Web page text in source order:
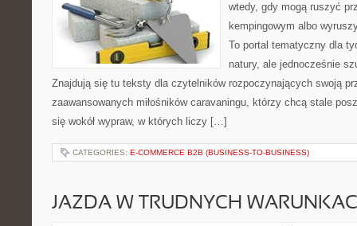
wtedy, gdy mogą ruszyć
kempingowym albo
To portal tematyczny dla
natury, ale jednocześnie
Znajdują się tu teksty dla czytelników rozpoczynających swoją
zaawansowanych miłośników caravaningu, którzy chcą stale
się wokół wypraw, w których liczy […]
CATEGORIES: E-COMMERCE B2B (BUSINESS-TO-BUSINESS)
JAZDA W TRUDNYCH